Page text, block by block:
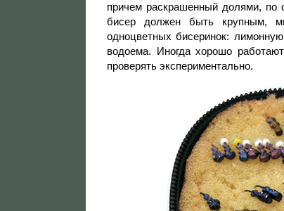
причем раскрашенный долями, по
бисер должен быть крупным,
одноцветных бисеринок:
водоема. Иногда хорошо
проверять экспериментально.